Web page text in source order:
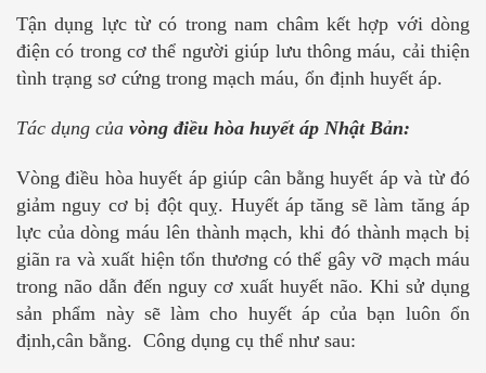
Tận dụng lực từ có trong nam châm kết hợp với dòng
điện có trong cơ thể người giúp lưu thông máu, cải thiện
tình trạng sơ cứng trong mạch máu, ổn định huyết áp.
Tác dụng của vòng điều hòa huyết áp Nhật Bản:
Vòng điều hòa huyết áp giúp cân bằng huyết áp và từ đó
giảm nguy cơ bị đột quỵ. Huyết áp tăng sẽ làm tăng áp
lực của dòng máu lên thành mạch, khi đó thành mạch bị
giãn ra và xuất hiện tổn thương có thể gây vỡ mạch máu
trong não dẫn đến nguy cơ xuất huyết não. Khi sử dụng
sản phẩm này sẽ làm cho huyết áp của bạn luôn ổn
định,cân bằng. Công dụng cụ thể như sau: